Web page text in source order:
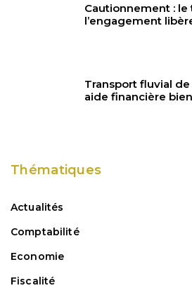
Cautionnement :
l’engagement
Transport fluvial
aide financière
Thématiques
Actualités
Comptabilité
Economie
Fiscalité